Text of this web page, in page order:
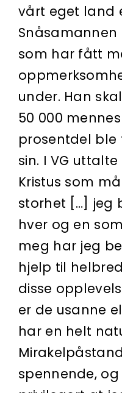
vårt eget land
som har fått
under. Han
50 000
prosentdel ble
sin. I VG
Kristus som
storhet […] jeg
hver og en
meg har jeg
hjelp til
disse
er de usanne
har en helt
spennende,